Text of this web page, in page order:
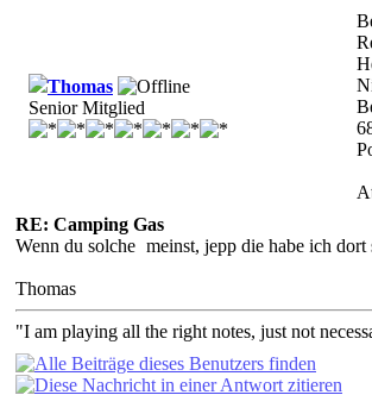
Thomas
Senior Mitglied
RE: Camping Gas
Wenn du solche meinst, jepp die habe ich dort
Thomas
"I am playing all the right notes, just not